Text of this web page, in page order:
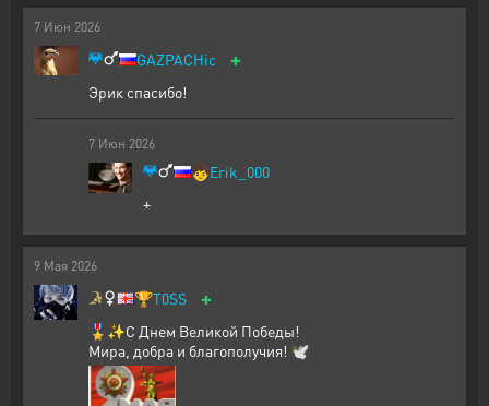
7 Июн 2026
GAZPACHic +
Эрик спасибо!
7 Июн 2026
🧒Erik_000
+
9 Мая 2026
🏆T0SS +
🎖️✨С Днем Великой Победы!
Мира, добра и благополучия! 🕊️